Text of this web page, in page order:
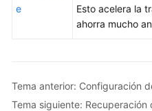
e
Esto acelera la
ahorra mucho
Tema anterior: Configuración
Tema siguiente: